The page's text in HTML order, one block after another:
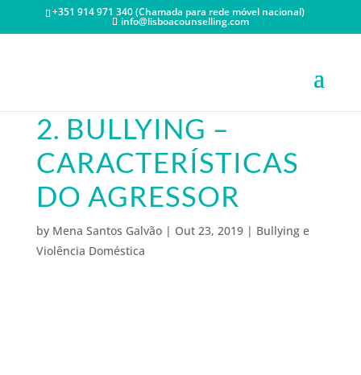
+351 914 971 340 (Chamada para rede móvel nacional)
info@lisboacounselling.com
2. BULLYING –
CARACTERÍSTICAS
DO AGRESSOR
by Mena Santos Galvão| Out 23, 2019| Bullying e
Violência Doméstica